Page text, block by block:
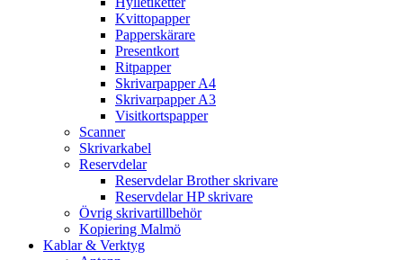
Kvittopapper
Papperskärare
Presentkort
Ritpapper
Skrivarpapper A4
Skrivarpapper A3
Visitkortspapper
Scanner
Skrivarkabel
Reservdelar
Reservdelar Brother skrivare
Reservdelar HP skrivare
Övrig skrivartillbehör
Kopiering Malmö
Kablar & Verktyg